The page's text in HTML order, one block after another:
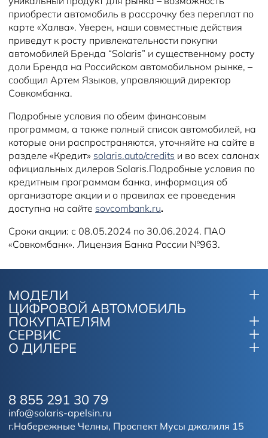
приобрести автомобиль в рассрочку без переплат по
карте «Халва». Уверен, наши совместные действия
приведут к росту привлекательности покупки
автомобилей Бренда “Solaris” и существенному росту
доли Бренда на Российском автомобильном рынке, –
сообщил Артем Языков, управляющий директор
Совкомбанка.
Подробные условия по обеим финансовым
программам, а также полный список автомобилей, на
которые они распространяются, уточняйте на сайте в
разделе «Кредит» solaris.auto/credits и во всех салонах
официальных дилеров Solaris.Подробные условия по
кредитным программам банка, информация об
организаторе акции и о правилах ее проведения
доступна на сайте sovcombank.ru.
Сроки акции: с 08.05.2024 по 30.06.2024. ПАО
«Совкомбанк». Лицензия Банка России №963.
МОДЕЛИ
ЦИФРОВОЙ АВТОМОБИЛЬ
ПОКУПАТЕЛЯМ
СЕРВИС
О ДИЛЕРЕ
г.Набережные Челны, Проспект Мусы джалиля 15
8 855 291 30 79
info@solaris-apelsin.ru